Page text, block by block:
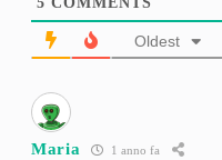
Oldest
Maria 1 anno fa